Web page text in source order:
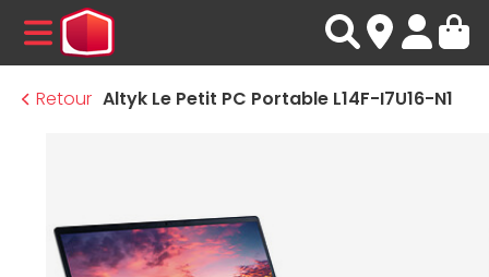
MENU
Retour Altyk Le Petit PC Portable L14F-I7U16-N1